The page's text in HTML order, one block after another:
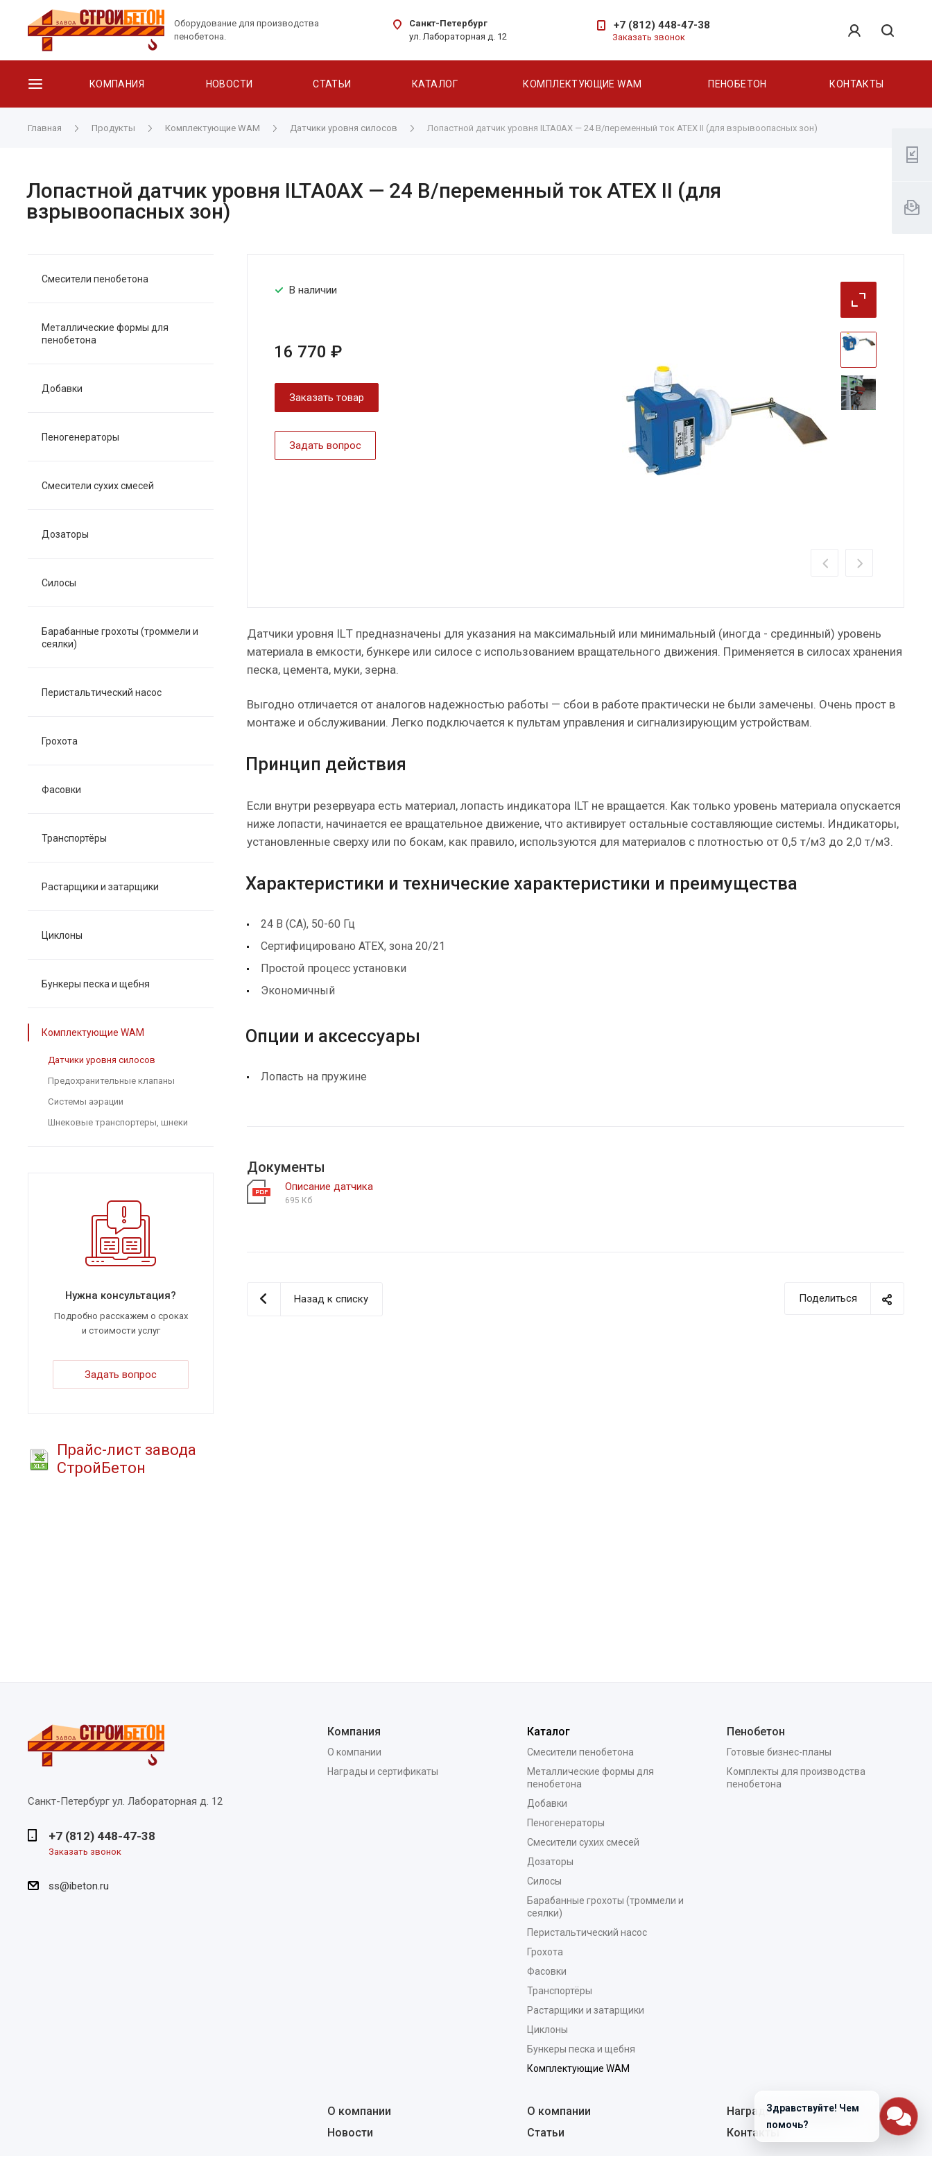
Оборудование для производства
пенобетона.
Санкт-Петербург
ул. Лабораторная д. 12
+7 (812) 448-47-38
Заказать звонок
КОМПАНИЯ НОВОСТИ СТАТЬИ КАТАЛОГ КОМПЛЕКТУЮЩИЕ WAM ПЕНОБЕТОН КОНТАКТЫ
Главная Продукты Комплектующие WAM Датчики уровня силосов Лопастной датчик уровня ILTA0AX — 24 В/переменный ток АТЕХ II (для взрывоопасных зон)
Лопастной датчик уровня ILTA0AX — 24 В/переменный ток АТЕХ II (для
взрывоопасных зон)
В наличии
16 770 ₽
Заказать товар
Задать вопрос
Датчики уровня ILТ предназначены для указания на максимальный или минимальный (иногда - срединный) уровень
материала в емкости, бункере или силосе с использованием вращательного движения. Применяется в силосах хранения
песка, цемента, муки, зерна.
Выгодно отличается от аналогов надежностью работы — сбои в работе практически не были замечены. Очень прост в
монтаже и обслуживании. Легко подключается к пультам управления и сигнализирующим устройствам.
Принцип действия
Если внутри резервуара есть материал, лопасть индикатора ILT не вращается. Как только уровень материала опускается
ниже лопасти, начинается ее вращательное движение, что активирует остальные составляющие системы. Индикаторы,
установленные сверху или по бокам, как правило, используются для материалов с плотностью от 0,5 т/м3 до 2,0 т/м3.
Характеристики и технические характеристики и преимущества
24 В (СА), 50-60 Гц
Сертифицировано АТЕХ, зона 20/21
Простой процесс установки
Экономичный
Опции и аксессуары
Лопасть на пружине
Документы
Описание датчика
695 Кб
Поделиться
Назад к списку
Смесители пенобетона
Металлические формы для
пенобетона
Добавки
Пеногенераторы
Смесители сухих смесей
Дозаторы
Силосы
Барабанные грохоты (троммели и
сеялки)
Перистальтический насос
Грохота
Фасовки
Транспортёры
Растарщики и затарщики
Циклоны
Бункеры песка и щебня
Комплектующие WAM
Датчики уровня силосов
Предохранительные клапаны
Системы аэрации
Шнековые транспортеры, шнеки
Нужна консультация?
Подробно расскажем о сроках
и стоимости услуг
Задать вопрос
Прайс-лист завода
СтройБетон
Санкт-Петербург ул. Лабораторная д. 12
+7 (812) 448-47-38
Заказать звонок
ss@ibeton.ru
Компания
О компании
Награды и сертификаты
Каталог
Смесители пенобетона
Металлические формы для
пенобетона
Добавки
Пеногенераторы
Смесители сухих смесей
Дозаторы
Силосы
Барабанные грохоты (троммели и
сеялки)
Перистальтический насос
Грохота
Фасовки
Транспортёры
Растарщики и затарщики
Циклоны
Бункеры песка и щебня
Комплектующие WAM
Пенобетон
Готовые бизнес-планы
Комплекты для производства
пенобетона
О компании О компании
Награды и сертификаты
Новости
Статьи Контакты
Здравствуйте! Чем
помочь?